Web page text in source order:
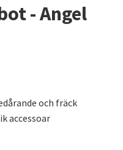
- Angel
och fräck
accessoar